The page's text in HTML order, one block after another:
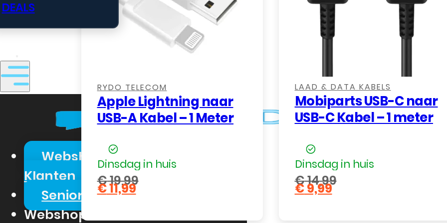
DEALS
Geen producten in de winkelwagen.
Webshop Zakelijk
Klanten
Senioren Telefonie
Webshop
RYDO TELECOM
Apple Lightning naar
USB-A Kabel – 1 Meter
Dinsdag in huis
€19,99
Oorspronkelijke
€11,99
Huidige
LAAD & DATA KABELS
Mobiparts USB-C naar
USB-C Kabel – 1 meter
Dinsdag in huis
€14,99
Oorspronkelijke
€9,99
Huidige